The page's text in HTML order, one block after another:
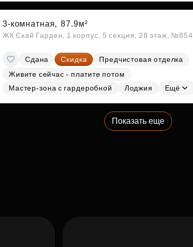
3-комнатная, 87.9м²
ЖК Скай Гарден, 1 корпус, 5 секция, 28 этаж, №854
Сдана Скидка
Предчистовая отделка
Живите сейчас - платите потом
Мастер-зона с гардеробной
Лоджия Ещё
Показать еще